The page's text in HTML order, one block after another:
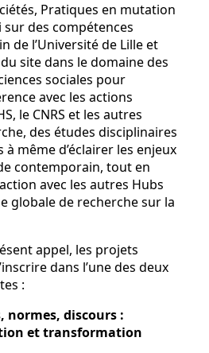
Pratiques en mutation
sur des compétences
de l’Université de Lille et
site dans le domaine des
sociales pour
avec les actions
le CNRS et les autres
des études disciplinaires
même d’éclairer les enjeux
contemporain, tout en
avec les autres Hubs
globale de recherche sur la
appel, les projets
dans l’une des deux
:
normes, discours :
et transformation